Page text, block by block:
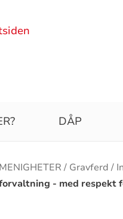
DÅP
Gravferd
- med respekt